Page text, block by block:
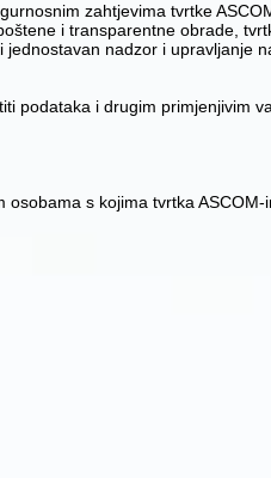
zahtjevima tvrtke
i transparentne obrade,
nadzor i upravljanje
podataka i drugim primjenjivim
s kojima tvrtka ASCOM-